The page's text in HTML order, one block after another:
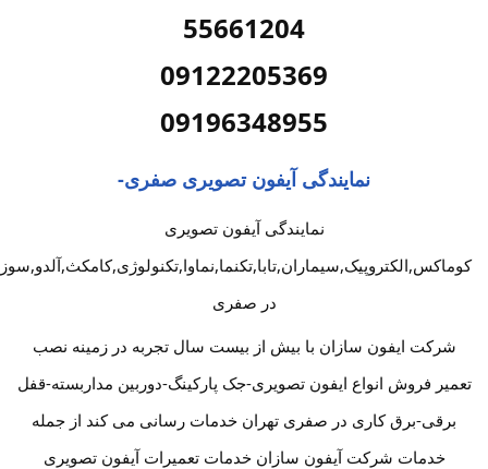
55661204
09122205369
09196348955
نمایندگی آیفون تصویری صفری-
نمایندگی آیفون تصویری
در صفری
شرکت ایفون سازان با بیش از بیست سال تجربه در زمینه نصب
تعمیر فروش انواع ایفون تصویری-جک پارکینگ-دوربین مداربسته-قفل
برقی-برق کاری در صفری تهران خدمات رسانی می کند از جمله
خدمات شرکت آیفون سازان خدمات تعمیرات آیفون تصویری